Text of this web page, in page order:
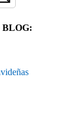
BLOG: